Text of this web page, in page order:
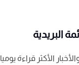
البريدية
الأكثر قراءة يوميا